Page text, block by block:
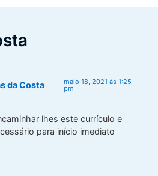
da Costa
maio 18, 2021 às 1:25
pm
lhes este currículo e
para início imediato